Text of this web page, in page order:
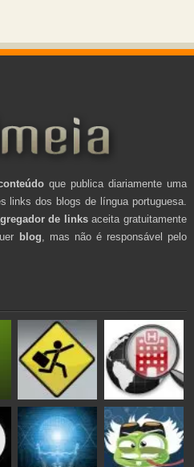
que publica diariamente uma
links dos blogs de língua portuguesa.
de linksaceita gratuitamente
blog , mas não é responsável pelo